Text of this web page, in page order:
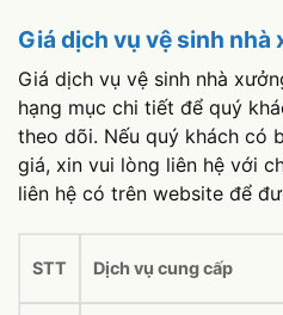
Giá dịch vụ vệ sinh nhà
Giá dịch vụ vệ sinh nhà
hạng mục chi tiết để quý
theo dõi. Nếu quý khách có
giá, xin vui lòng liên hệ với
liên hệ có trên website để
STT Dịch vụ cung cấp